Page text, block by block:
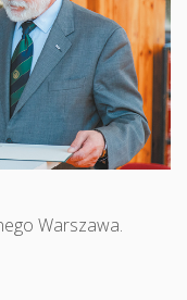
Warszawa.